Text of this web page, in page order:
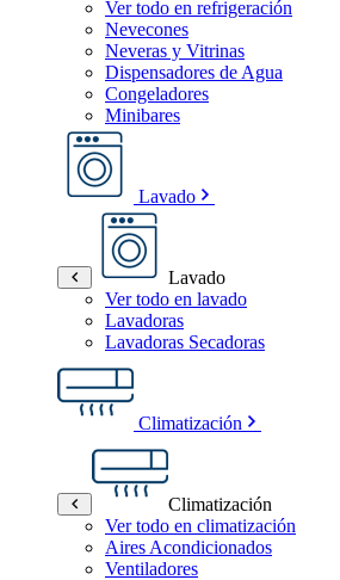
Ver todo en refrigeración
Nevecones
Neveras y Vitrinas
Dispensadores de Agua
Congeladores
Minibares
Lavado
Lavado
Ver todo en lavado
Lavadoras
Lavadoras Secadoras
Climatización
Climatización
Ver todo en climatización
Aires Acondicionados
Ventiladores